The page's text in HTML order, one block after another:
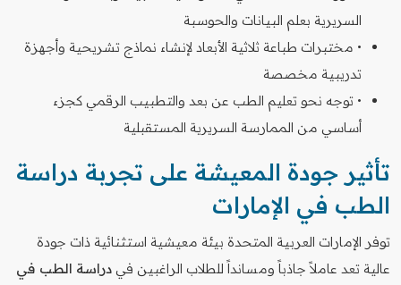
السريرية بعلم البيانات والحوسبة
• مختبرات طباعة ثلاثية الأبعاد لإنشاء نماذج تشريحية وأجهزة
تدريبية مخصصة
• توجه نحو تعليم الطب عن بعد والتطبيب الرقمي كجزء
أساسي من الممارسة السريرية المستقبلية
تأثير جودة المعيشة على تجربة دراسة
الطب في الإمارات
توفر الإمارات العربية المتحدة بيئة معيشية استثنائية ذات جودة
عالية تعد عاملاً جاذباً ومسانداً للطلاب الراغبين في دراسة الطب في